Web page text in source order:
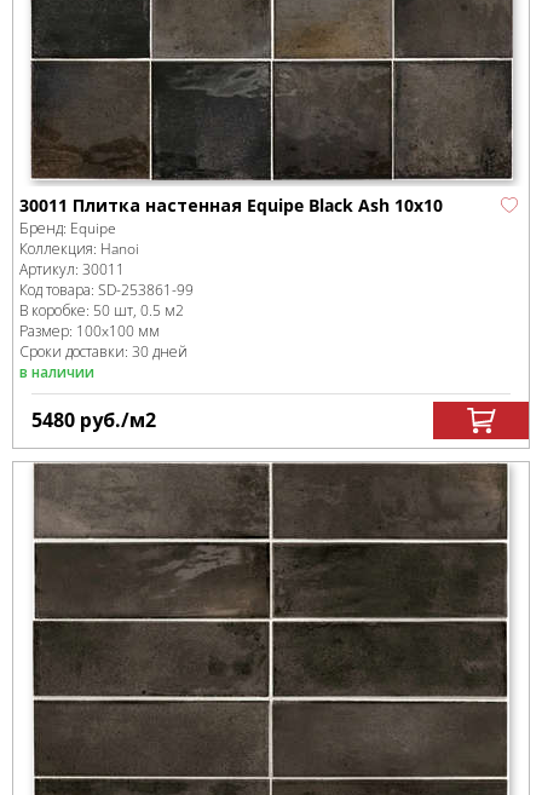
30011 Плитка настенная Equipe Black Ash 10х10
Бренд: Equipe
Коллекция: Hanoi
Артикул: 30011
Код товара: SD-253861-99
В коробке: 50 шт, 0.5 м2
Размер: 100x100 мм
Сроки доставки: 30 дней
в наличии
5480 руб./м2